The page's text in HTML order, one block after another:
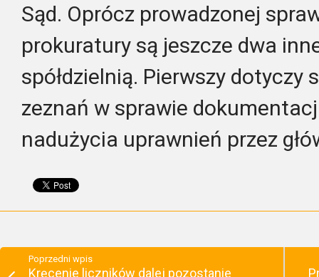
Sąd. Oprócz prowadzonej
prokuratury są jeszcze dwa
spółdzielnią. Pierwszy dotyczy
zeznań w sprawie
nadużycia uprawnień przez
Poprzedni wpis
Kręcenie liczników dalej pozostanie